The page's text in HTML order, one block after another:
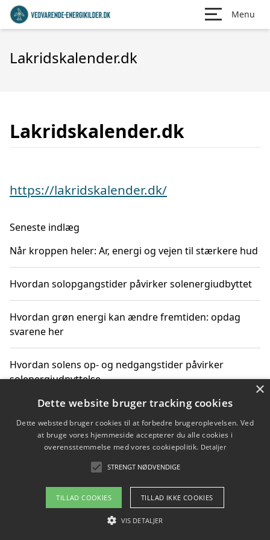
Menu
Lakridskalender.dk
Lakridskalender.dk
https://lakridskalender.dk/
Seneste indlæg
Når kroppen heler: Ar, energi og vejen til stærkere hud
Hvordan solopgangstider påvirker solenergiudbyttet
Hvordan grøn energi kan ændre fremtiden: opdag
svarene her
Hvordan solens op- og nedgangstider påvirker
solenergiudnyttelse
Hvordan du får svar på energispørgsmål om
vedvarende energikilder
Om / kontakt
Blog Betingelser
×
Dette website bruger tracking cookies
Dette websted bruger cookies til at forbedre brugeroplevelsen. Ved
at bruge vores hjemmeside accepterer du alle cookies i
overensstemmelse med vores cookiepolitik. Detaljer
STRENGT NØDVENDIGE
TILLAD COOKIES TILLAD IKKE COOKIES
VIS DETALJER